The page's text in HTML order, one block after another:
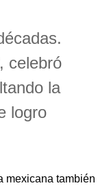
celebró
la
logro
mexicana también